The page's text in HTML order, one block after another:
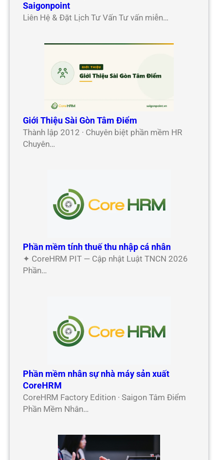
Saigonpoint
Liên Hệ & Đặt Lịch Tư Vấn Tư vấn miễn…
Giới Thiệu Sài Gòn Tâm Điểm
Thành lập 2012 · Chuyên biệt phần mềm HR
Chuyên…
Phần mềm tính thuế thu nhập cá nhân
✦ CoreHRM PIT — Cập nhật Luật TNCN 2026
Phần…
Phần mềm nhân sự nhà máy sản xuất
CoreHRM
CoreHRM Factory Edition · Saigon Tâm Điểm
Phần Mềm Nhân…